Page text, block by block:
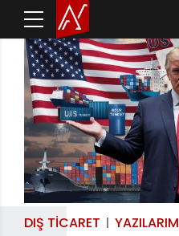
DIŞ TICARET YAZILARIM